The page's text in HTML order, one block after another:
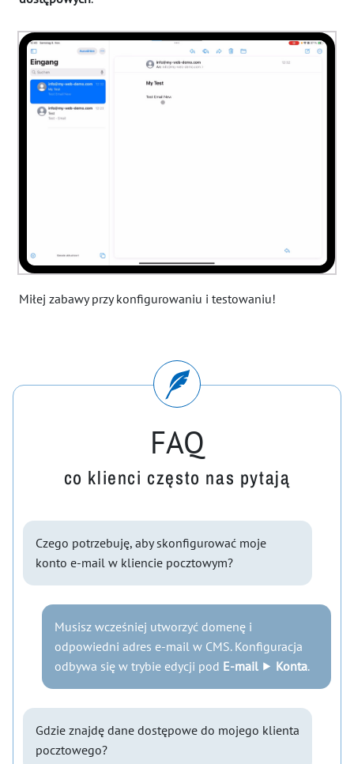
Miłej zabawy przy konfigurowaniu i testowaniu!
FAQ
co klienci często nas pytają
Czego potrzebuję, aby skonfigurować moje
konto e-mail w kliencie pocztowym?
Musisz wcześniej utworzyć domenę i
odpowiedni adres e-mail w CMS. Konfiguracja
odbywa się w trybie edycji pod E-mail ⯈ Konta.
Gdzie znajdę dane dostępowe do mojego klienta
pocztowego?